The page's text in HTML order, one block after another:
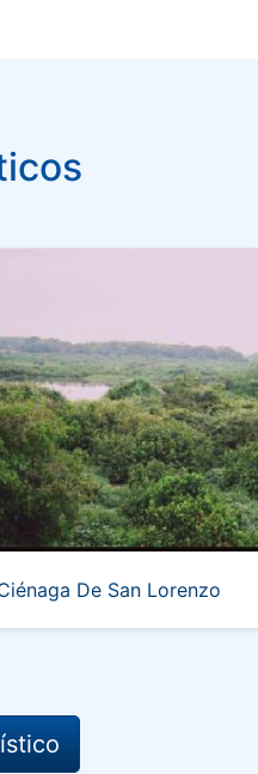
De San Lorenzo